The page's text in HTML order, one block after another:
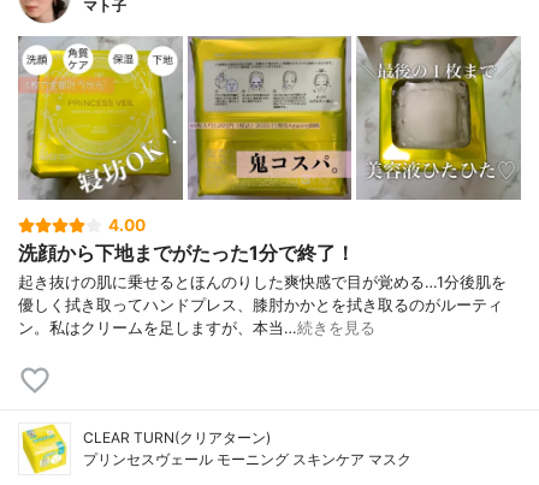
マト子
4.00
洗顔から下地までがたった1分で終了！
起き抜けの肌に乗せるとほんのりした爽快感で目が覚める…1分後肌を
優しく拭き取ってハンドプレス、膝肘かかとを拭き取るのがルーティ
ン。私はクリームを足しますが、本当…続きを見る
CLEAR TURN(クリアターン)
プリンセスヴェール モーニング スキンケア マスク